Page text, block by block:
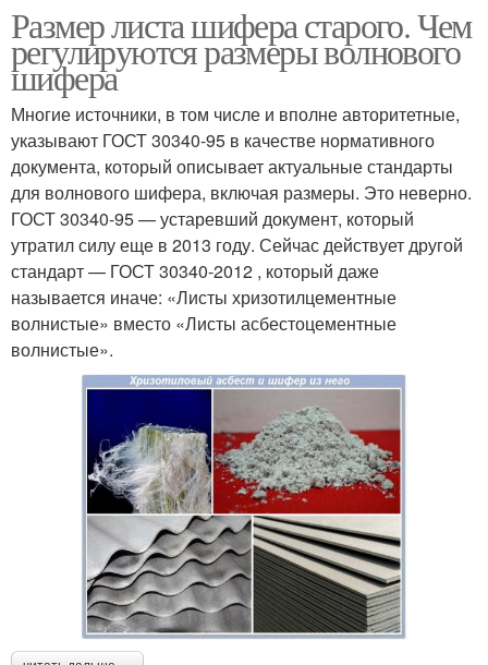
Размер листа шифера старого. Чем
регулируются размеры волнового
шифера
Многие источники, в том числе и вполне авторитетные,
указывают ГОСТ 30340-95 в качестве нормативного
документа, который описывает актуальные стандарты
для волнового шифера, включая размеры. Это неверно.
ГОСТ 30340-95 — устаревший документ, который
утратил силу еще в 2013 году. Сейчас действует другой
стандарт — ГОСТ 30340-2012 , который даже
называется иначе: «Листы хризотилцементные
волнистые» вместо «Листы асбестоцементные
волнистые».